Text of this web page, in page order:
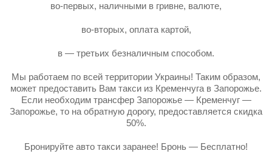
во-первых, наличными в гривне, валюте,
во-вторых, оплата картой,
в — третьих безналичным способом.
Мы работаем по всей территории Украины! Таким образом,
может предоставить Вам такси из Кременчуга в Запорожье.
Если необходим трансфер Запорожье — Кременчуг —
Запорожье, то на обратную дорогу, предоставляется скидка
50%.
Бронируйте авто такси заранее! Бронь — Бесплатно!